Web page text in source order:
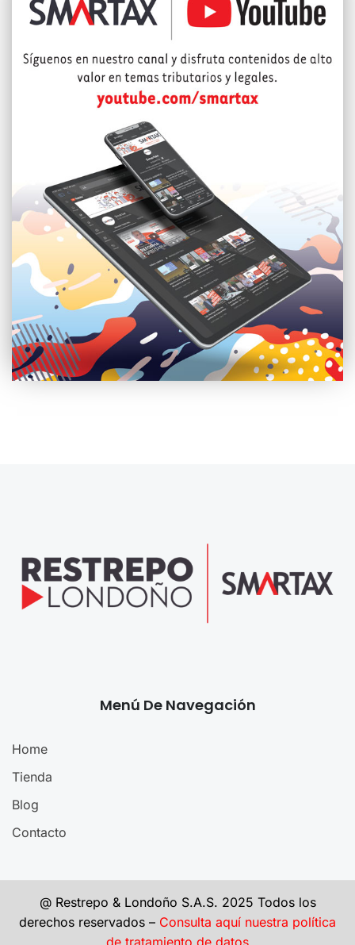
Menú De Navegación
Home
Tienda
Blog
Contacto
@ Restrepo & Londoño S.A.S. 2025 Todos los
derechos reservados – Consulta aquí nuestra política